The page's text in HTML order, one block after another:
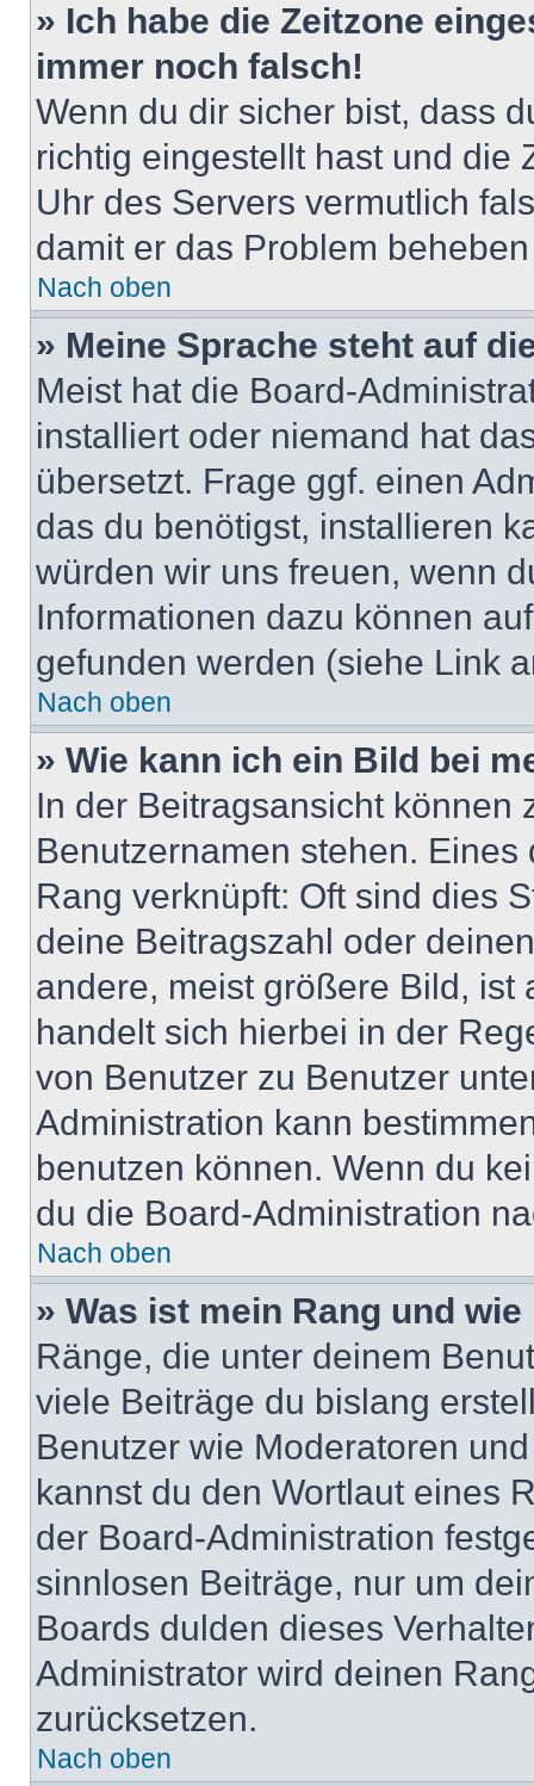
» Ich habe die Zeitzone
immer noch falsch!
Wenn du dir sicher bist, dass
richtig eingestellt hast und die
Uhr des Servers vermutlich
damit er das Problem
Nach oben
» Meine Sprache steht auf
Meist hat die Board-
installiert oder niemand hat
übersetzt. Frage ggf. einen
das du benötigst, installieren
würden wir uns freuen, wenn
Informationen dazu können
gefunden werden (siehe Link
Nach oben
» Wie kann ich ein Bild bei
In der Beitragsansicht können
Benutzernamen stehen.
Rang verknüpft: Oft sind dies
deine Beitragszahl oder
andere, meist größere Bild, ist
handelt sich hierbei in der
von Benutzer zu Benutzer
Administration kann
benutzen können. Wenn du
du die Board-Administration
Nach oben
» Was ist mein Rang und
Ränge, die unter deinem
viele Beiträge du bislang
Benutzer wie Moderatoren
kannst du den Wortlaut eines
der Board-Administration
sinnlosen Beiträge, nur um
Boards dulden dieses
Administrator wird deinen
zurücksetzen.
Nach oben